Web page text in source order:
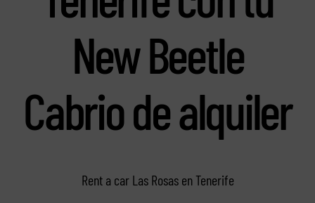
New Beetle
Cabrio de alquiler
Rent a car Las Rosas en Tenerife